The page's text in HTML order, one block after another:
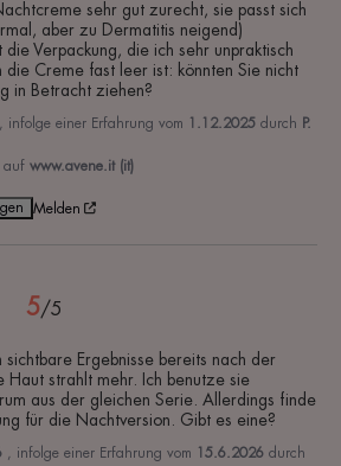
sehr gut zurecht, sie passt sich
aber zu Dermatitis neigend)
Verpackung, die ich sehr unpraktisch
die Creme fast leer ist: könnten Sie nicht
in Betracht ziehen?
, infolge einer Erfahrung vom 1.12.2025 durch P.
auf www.avene.it (it)
Melden
5/5
sichtbare Ergebnisse bereits nach der
Haut strahlt mehr. Ich benutze sie
aus der gleichen Serie. Allerdings finde
für die Nachtversion. Gibt es eine?
, infolge einer Erfahrung vom 15.6.2026 durch